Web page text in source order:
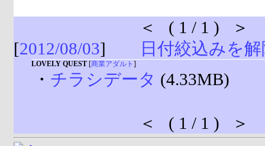
＜ ( 1 / 1 ) ＞
[2012/08/03] 日付絞込みを
LOVELY QUEST [商業アダルト ]
・ チラシデータ (4.33MB)
＜ ( 1 / 1 ) ＞